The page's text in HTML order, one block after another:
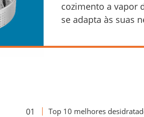
cozimento a vapor
se adapta às suas
Top 10 melhores